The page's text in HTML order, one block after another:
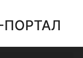
ПОРТАЛ